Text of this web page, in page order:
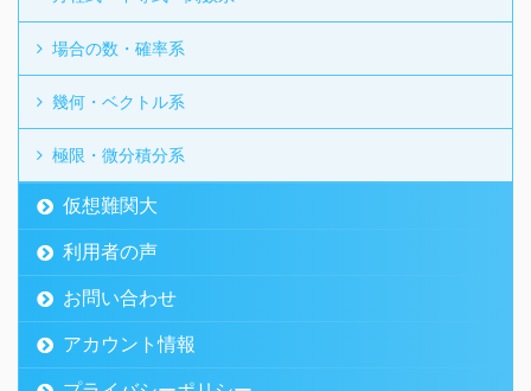
場合の数・確率系
幾何・ベクトル系
極限・微分積分系
仮想難関大
利用者の声
お問い合わせ
アカウント情報